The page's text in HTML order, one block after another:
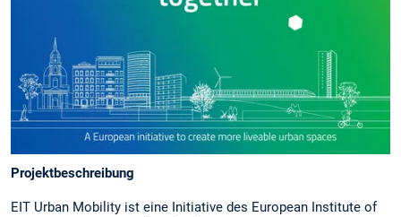
Projektbeschreibung
EIT Urban Mobility ist eine Initiative des European Institute of